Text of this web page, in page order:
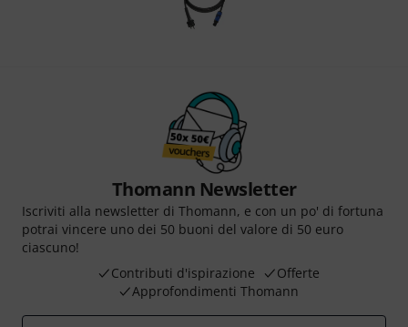
Thomann Newsletter
Iscriviti alla newsletter di Thomann, e con un po' di fortuna
potrai vincere uno dei 50 buoni del valore di 50 euro
ciascuno!
Contributi d'ispirazione
Offerte
Approfondimenti Thomann